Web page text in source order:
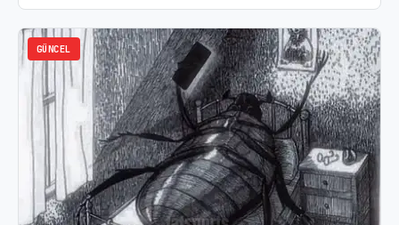
GÜNCEL